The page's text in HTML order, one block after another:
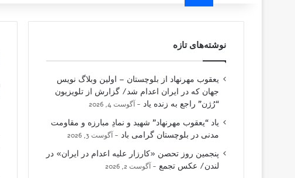
نوشته‌های تازه
یعقوب مهرنهاد از بلوچستان – اولین وبلاگ نویس
جهان که در ایران اعدام شد/ گزارش از تلویزیون
“رُژن” راجع به زنده یاد
آگوست 4, 2026
یاد “یعقوب مهرنهاد” شهید و نمادِ مبارزه و مقاومت
مدنی در بلوچستان گرامی باد
آگوست 3, 2026
پنجمین روز تحصن «کارزار علیه اعدام در ایران» در
لندن/ عکس تجمع
آگوست 2, 2026